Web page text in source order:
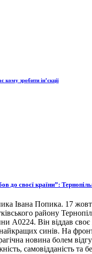
зробити ін’єкції
до своєї країни”:
Івана Попика. 17
району
А0224. Він віддав
синів. На
новина болем
самовідданість